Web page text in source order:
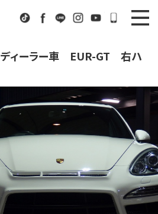
TikTokFacebook
LINE InstagramYoutube072-
EUR Sports
Factory
Company
Access
ディーラー車 EUR-GT 右ハ